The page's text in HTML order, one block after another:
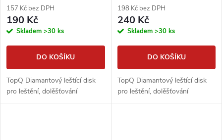
157 Kč bez DPH
190 Kč
Skladem >30 ks
DO KOŠÍKU
TopQ Diamantový leštící disk
pro leštění, dolěšťování
198 Kč bez DPH
240 Kč
Skladem >30 ks
DO KOŠÍKU
TopQ Diamantový leštící disk
pro leštění, dolěšťování